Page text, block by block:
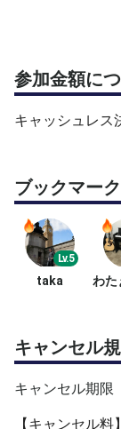
参加金額に
キャッシュレス
ブックマー
Lv.5
taka
キャンセル
キャンセル期限
【キャンセル料】